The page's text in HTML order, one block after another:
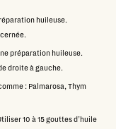
huileuse.
préparation huileuse.
droite à gauche.
: Palmarosa, Thym
10 à 15 gouttes d’huile